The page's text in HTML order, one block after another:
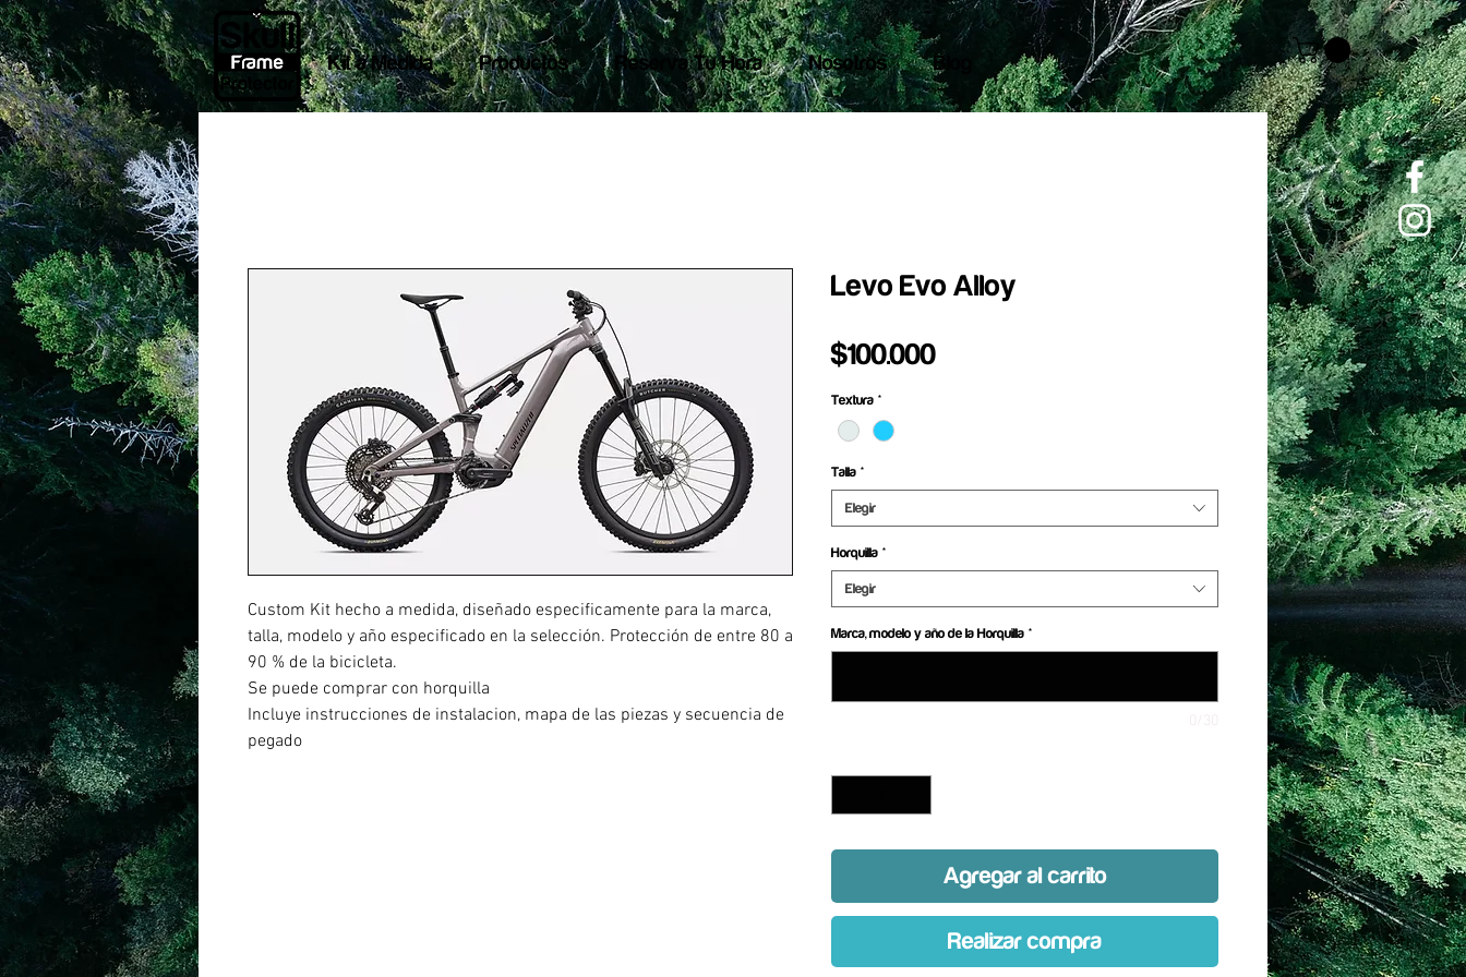
Kit a Medida Productos Reserva Tu Hora Nosotros Blog
Custom Kit hecho a medida, diseñado especificamente para la marca,
talla, modelo y año especificado en la selección. Protección de entre 80 a
90 % de la bicicleta.
Se puede comprar con horquilla
Incluye instrucciones de instalacion, mapa de las piezas y secuencia de
pegado
Levo Evo Alloy
$100.000Precio
Textura *
Talla *
Elegir
Horquilla *
Elegir
Marca, modelo y año de la Horquilla *
Agregar al carrito
Realizar compra